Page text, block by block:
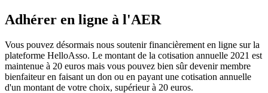
Adhérer en ligne à l'AER
Vous pouvez désormais nous soutenir financièrement en ligne sur la
plateforme HelloAsso. Le montant de la cotisation annuelle 2021 est
maintenue à 20 euros mais vous pouvez bien sûr devenir membre
bienfaiteur en faisant un don ou en payant une cotisation annuelle
d'un montant de votre choix, supérieur à 20 euros.